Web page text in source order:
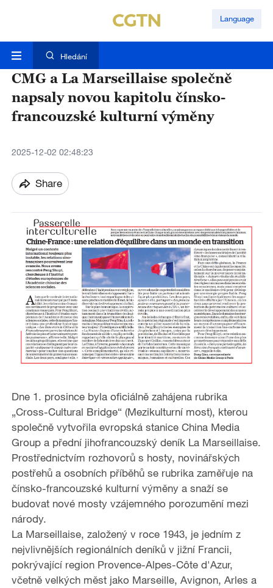
Language
Hledání
CMG a La Marseillaise společně
napsaly novou kapitolu čínsko-
francouzské kulturní výměny
2025-12-02 02:48:23
Share
Dne 1. prosince byla oficiálně zahájena rubrika
„Cross-Cultural Bridge“ (Mezikulturní most), kterou
společně vytvořila evropská stanice China Media
Group a přední jihofrancouzský deník La Marseillaise.
Prostřednictvím rozhovorů s hosty, novinářských
postřehů a osobních příběhů se rubrika zaměřuje na
čínsko-francouzské kulturní výměny a snaží se
budovat nové mosty vzájemného porozumění mezi
národy.
La Marseillaise, založený v roce 1943, je jedním z
nejvlivnějších regionálních deníků v jižní Francii,
pokrývající region Provence-Alpes-Côte d'Azur,
včetně velkých měst jako Marseille, Avignon, Arles a